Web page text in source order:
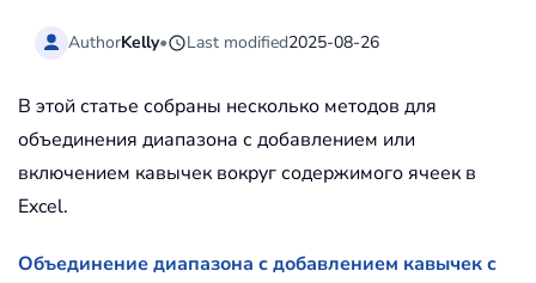
AuthorKelly• Last modified2025-08-26
В этой статье собраны несколько методов для
объединения диапазона с добавлением или
включением кавычек вокруг содержимого ячеек в
Excel.
Объединение диапазона с добавлением кавычек с